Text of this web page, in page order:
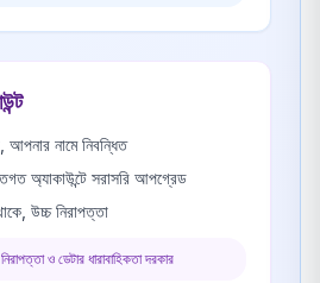
নামে নিবন্ধিত
অ্যাকাউন্টে সরাসরি আপগ্রেড
উচ্চ নিরাপত্তা
ও ডেটার ধারাবাহিকতা দরকার